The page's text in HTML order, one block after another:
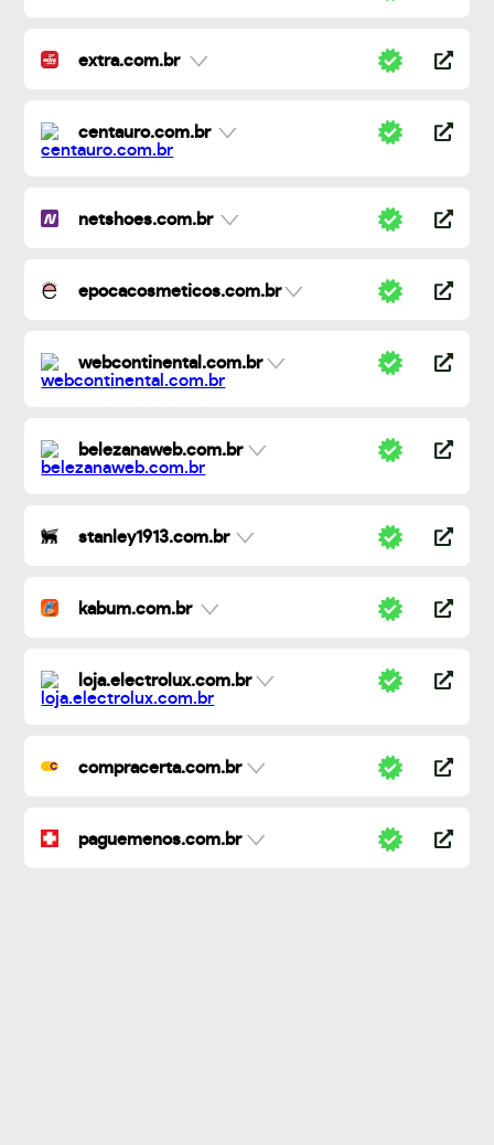
extra.com.br
centauro.com.br
netshoes.com.br
epocacosmeticos.com.br
webcontinental.com.br
belezanaweb.com.br
stanley1913.com.br
kabum.com.br
loja.electrolux.com.br
compracerta.com.br
paguemenos.com.br